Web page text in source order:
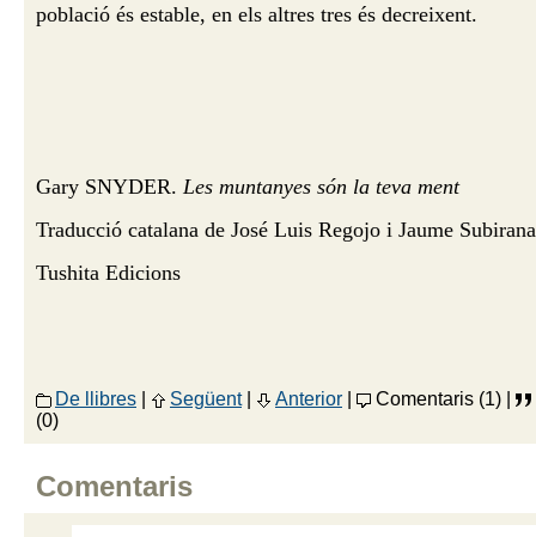
població és estable, en els altres tres és decreixent.
Gary SNYDER. Les muntanyes són la teva ment
Traducció catalana de José Luis Regojo i Jaume Subirana
Tushita Edicions
De llibres Següent| Anterior Comentaris (1) |
(0)
Comentaris